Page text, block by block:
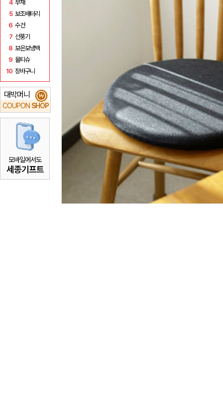
4 부채
5 보조배터리
6 수건
7 선풍기
8 보온보냉백
9 물티슈
10 장바구니
대박머니
COUPON SHOP
₩
모바일에서도
세종기프트